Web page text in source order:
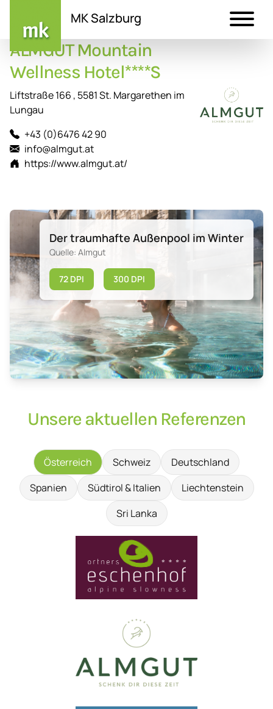
Inhalt
MK Salzburg
ALMGUT Mountain
Wellness Hotel****S
Liftstraße 166 , 5581 St. Margarethen im
Lungau
+43 (0)6476 42 90
info@almgut.at
https://www.almgut.at/
Der traumhafte Außenpool im Winter
Quelle: Almgut
72 DPI 300 DPI
Unsere aktuellen Referenzen
Österreich Schweiz
Deutschland
Spanien
Südtirol & Italien
Liechtenstein
Sri Lanka